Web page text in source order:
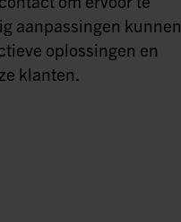
aanpassingen kunnen
oplossingen en
klanten.